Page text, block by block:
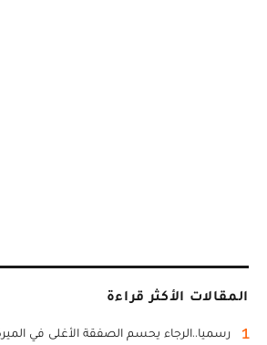
المقالات الأكثر قراءة
1 رسميا..الرجاء يحسم الصفقة الأغلى في